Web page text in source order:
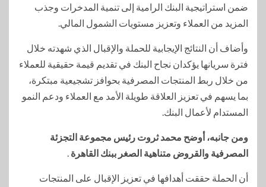
ضمن استراتيجية البنك الرامية إلى تنمية المدخرات وجذب
المزيد من العملاء وتعزيز مستويات الشمول المالي.
وأضاف أن النتائج الإيجابية للحملة والإقبال الذي شهدته خلال
فترة سريانها يؤكدان نجاح البنك في تقديم قيمة حقيقية للعملاء
من خلال ربط المنتجات المصرفية بحوافز تشجيعية مبتكرة،
بما يسهم في تعزيز العلاقة طويلة الأمد مع العملاء ودعم النمو
المستدام لأعمال البنك.
ومن جانبه، أوضح محمد ثروت رئيس مجموعة التجزئة
المصرفية والقروض متناهية الصغر ببنك القاهرة
أن الحملة حققت أهدافها في تعزيز الإقبال على المنتجات